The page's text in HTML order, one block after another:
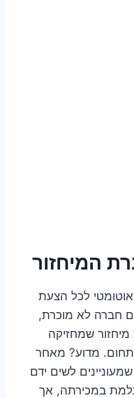
המיחזור
לכל הצעת
חברה לא מוכרת,
שמחזיקה
מדוע? מאחר
לשים ידם
במכירתה, אך